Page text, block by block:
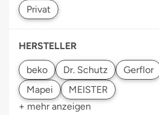
HERSTELLER
+ mehr anzeigen